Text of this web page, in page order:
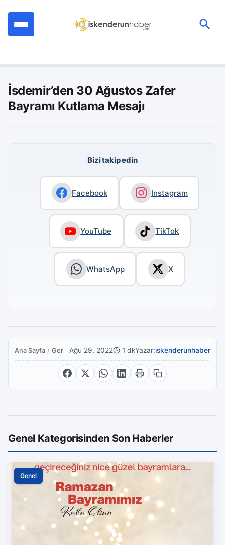
İsdemir’den 30 Ağustos Zafer
Bayramı Kutlama Mesajı
Bizi takip edin
Facebook Instagram
YouTube TikTok
WhatsApp X
Ana Sayfa / GenelAğu 29, 2022 1 dkYazar:iskenderunhaber
Genel Kategorisinden Son Haberler
Genel